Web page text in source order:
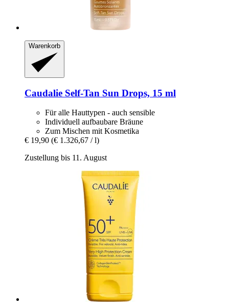
Warenkorb
Caudalie Self-​Tan Sun Drops, 15 ml
Für alle Hauttypen - auch sensible
Individuell aufbaubare Bräune
Zum Mischen mit Kosmetika
€ 19,90 (€ 1.326,67 / l)
Zustellung bis 11. August